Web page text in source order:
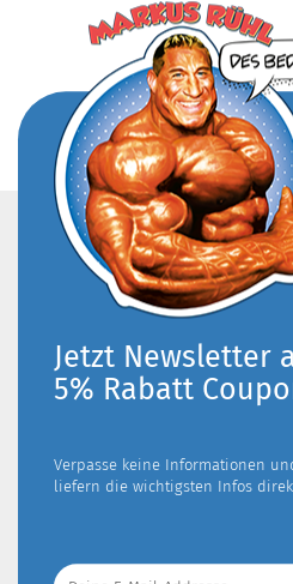
Jetzt Newsletter
5% Rabatt
Verpasse keine Informationen
liefern die wichtigsten Infos
Deine